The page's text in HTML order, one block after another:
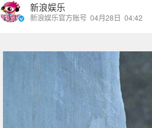
新浪娱乐
新浪娱乐官方账号 04月28日 04:42